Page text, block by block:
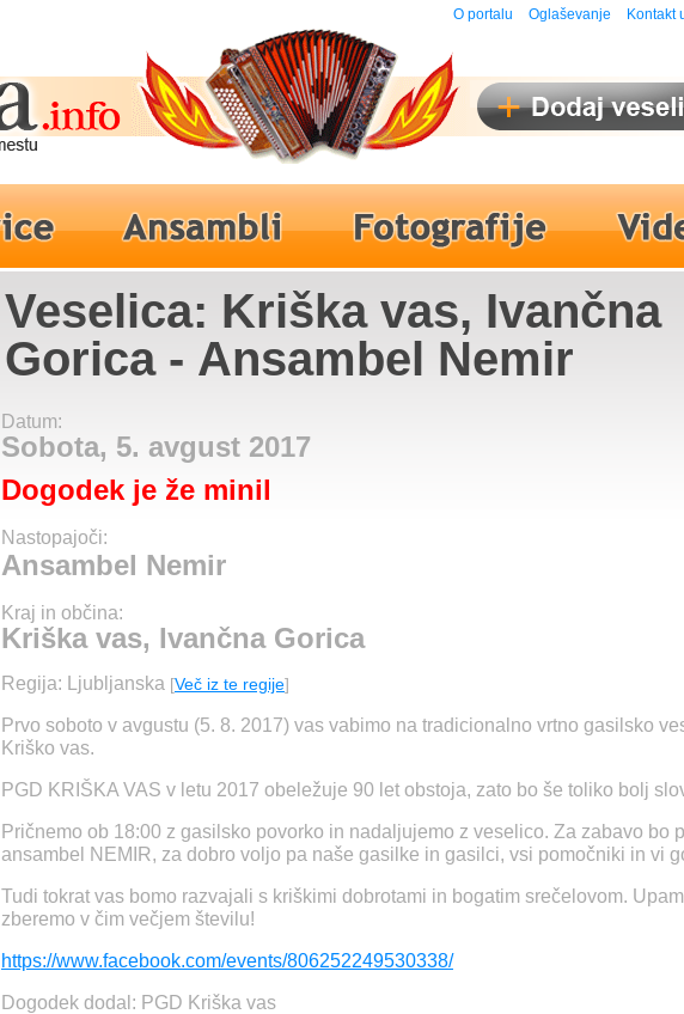
O portalu Oglaševanje Kontakt
Veselica: Kriška vas, Ivančna
Gorica - Ansambel Nemir
Datum:
Sobota, 5. avgust 2017
Dogodek je že minil
Nastopajoči:
Ansambel Nemir
Kraj in občina:
Kriška vas, Ivančna Gorica
Regija: Ljubljanska [Več iz te regije]
Prvo soboto v avgustu (5. 8. 2017) vas vabimo na tradicionalno vrtno gasilsko
Kriško vas.
PGD KRIŠKA VAS v letu 2017 obeležuje 90 let obstoja, zato bo še toliko bolj
Pričnemo ob 18:00 z gasilsko povorko in nadaljujemo z veselico. Za zabavo bo
ansambel NEMIR, za dobro voljo pa naše gasilke in gasilci, vsi pomočniki in vi
Tudi tokrat vas bomo razvajali s kriškimi dobrotami in bogatim srečelovom.
zberemo v čim večjem številu!
https://www.facebook.com/events/806252249530338/
Dogodek dodal: PGD Kriška vas